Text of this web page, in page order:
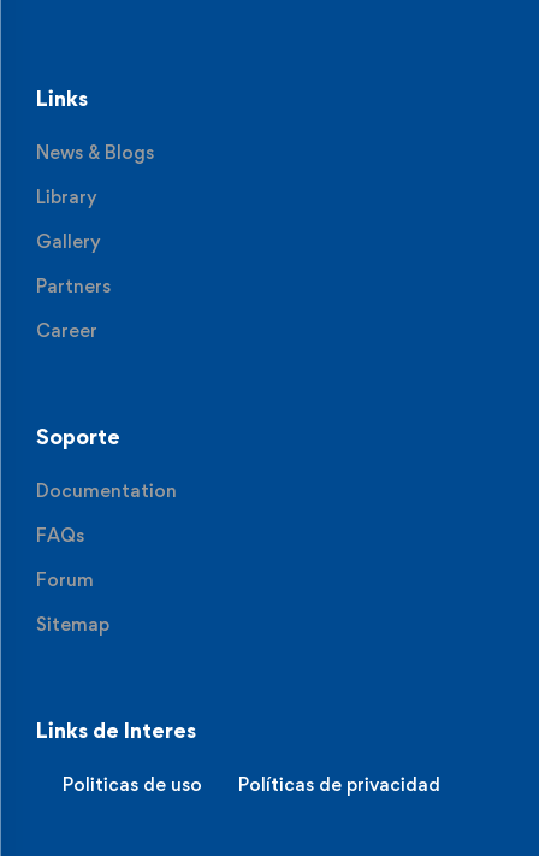
Links
News & Blogs
Library
Gallery
Partners
Career
Soporte
Documentation
FAQs
Forum
Sitemap
Links de Interes
Politicas de uso Políticas de privacidad